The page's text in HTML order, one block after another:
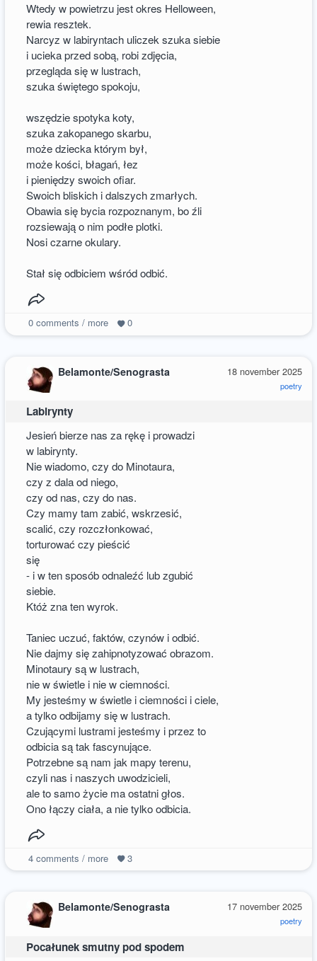
Wtedy w powietrzu jest okres Helloween,
rewia resztek.
Narcyz w labiryntach uliczek szuka siebie
i ucieka przed sobą, robi zdjęcia,
przegląda się w lustrach,
szuka świętego spokoju,
wszędzie spotyka koty,
szuka zakopanego skarbu,
może dziecka którym był,
może kości, błagań, łez
i pieniędzy swoich ofiar.
Swoich bliskich i dalszych zmarłych.
Obawia się bycia rozpoznanym, bo źli
rozsiewają o nim podłe plotki.
Nosi czarne okulary.
Stał się odbiciem wśród odbić.
0comments / more 0
18 november 2025
poetry
Belamonte/Senograsta
Labirynty
Jesień bierze nas za rękę i prowadzi
w labirynty.
Nie wiadomo, czy do Minotaura,
czy z dala od niego,
czy od nas, czy do nas.
Czy mamy tam zabić, wskrzesić,
scalić, czy rozczłonkować,
torturować czy pieścić
się
- i w ten sposób odnaleźć lub zgubić
siebie.
Któż zna ten wyrok.
Taniec uczuć, faktów, czynów i odbić.
Nie dajmy się zahipnotyzować obrazom.
Minotaury są w lustrach,
nie w świetle i nie w ciemności.
My jesteśmy w świetle i ciemności i ciele,
a tylko odbijamy się w lustrach.
Czującymi lustrami jesteśmy i przez to
odbicia są tak fascynujące.
Potrzebne są nam jak mapy terenu,
czyli nas i naszych uwodzicieli,
ale to samo życie ma ostatni głos.
Ono łączy ciała, a nie tylko odbicia.
4comments / more 3
17 november 2025
poetry
Belamonte/Senograsta
Pocałunek smutny pod spodem